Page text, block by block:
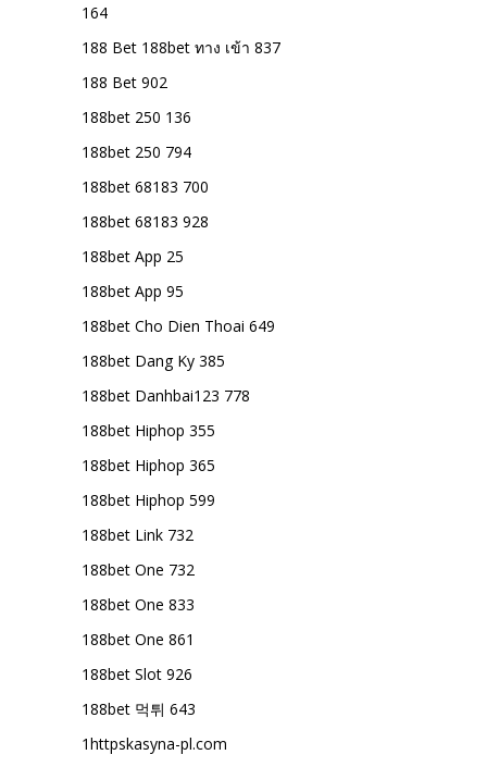
164
188 Bet 188bet ทาง เข้า 837
188 Bet 902
188bet 250 136
188bet 250 794
188bet 68183 700
188bet 68183 928
188bet App 25
188bet App 95
188bet Cho Dien Thoai 649
188bet Dang Ky 385
188bet Danhbai123 778
188bet Hiphop 355
188bet Hiphop 365
188bet Hiphop 599
188bet Link 732
188bet One 732
188bet One 833
188bet One 861
188bet Slot 926
188bet 먹튀 643
1httpskasyna-pl.com